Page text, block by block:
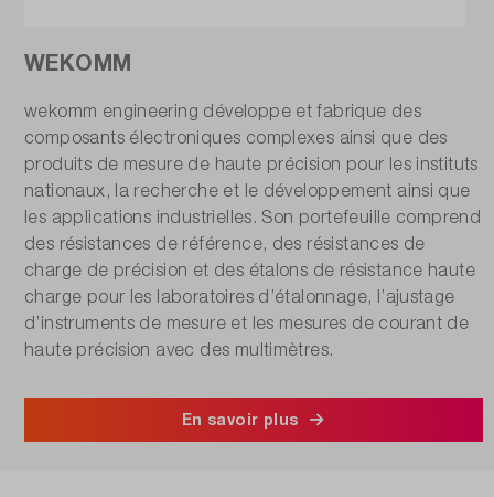
WEKOMM
wekomm engineering développe et fabrique des
composants électroniques complexes ainsi que des
produits de mesure de haute précision pour les instituts
nationaux, la recherche et le développement ainsi que
les applications industrielles. Son portefeuille comprend
des résistances de référence, des résistances de
charge de précision et des étalons de résistance haute
charge pour les laboratoires d’étalonnage, l’ajustage
d’instruments de mesure et les mesures de courant de
haute précision avec des multimètres.
En savoir plus